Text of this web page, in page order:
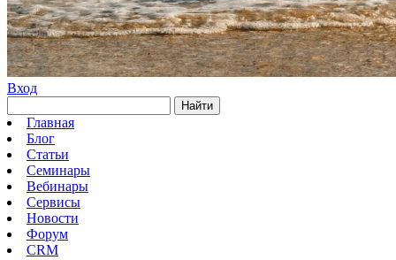
Вход
Найти
Главная
Блог
Статьи
Семинары
Вебинары
Сервисы
Новости
Форум
CRM